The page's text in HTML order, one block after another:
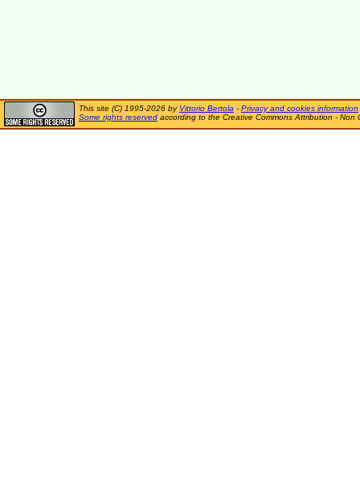
This site (C) 1995-2026 by Vittorio Bertola - Privacy and cookies information
Some rights reserved according to the Creative Commons Attribution - Non